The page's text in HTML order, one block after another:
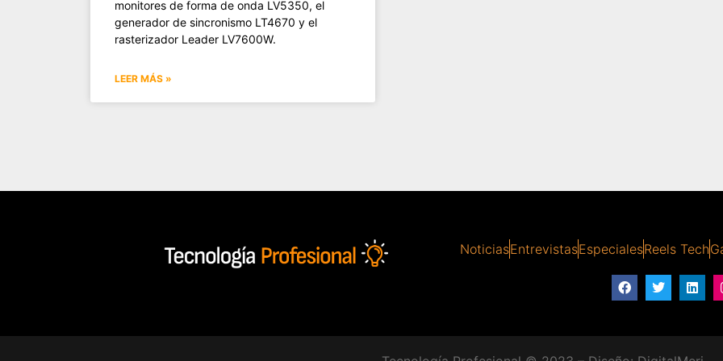
monitores de forma de onda LV5350, el
generador de sincronismo LT4670 y el
rasterizador Leader LV7600W.
LEER MÁS »
NoticiasEntrevistasEspecialesReels Tech